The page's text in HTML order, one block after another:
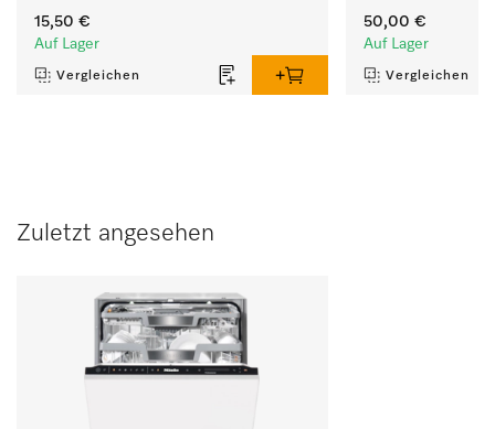
15,50 €
Auf Lager
Vergleichen
50,00 €
Auf Lager
Vergleichen
Zuletzt angesehen